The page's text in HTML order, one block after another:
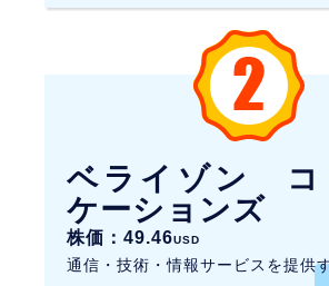
ベライゾン コ
ケーションズ
株価：49.46USD
通信・技術・情報サービスを提供